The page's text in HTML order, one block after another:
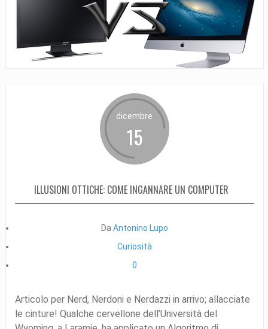
dicembre
15
ILLUSIONI OTTICHE: COME INGANNARE UN COMPUTER
DaAntonino Lupo
Curiosità
0
Articolo per Nerd, Nerdoni e Nerdazzi in arrivo; allacciate
le cinture! Qualche cervellone dell’Università del